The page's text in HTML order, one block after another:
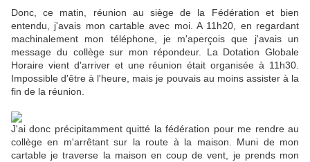
Donc, ce matin, réunion au siège de la Fédération et bien
entendu, j'avais mon cartable avec moi. A 11h20, en regardant
machinalement mon téléphone, je m'aperçois que j'avais un
message du collège sur mon répondeur. La Dotation Globale
Horaire vient d'arriver et une réunion était organisée à 11h30.
Impossible d'être à l'heure, mais je pouvais au moins assister à la
fin de la réunion.
J'ai donc précipitamment quitté la fédération pour me rendre au
collège en m'arrêtant sur la route à la maison. Muni de mon
cartable je traverse la maison en coup de vent, je prends mon